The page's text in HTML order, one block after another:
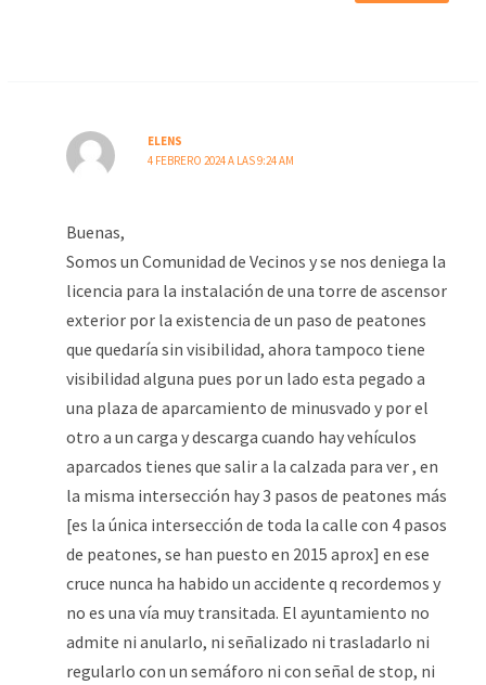
ELENS
4 FEBRERO 2024 A LAS 9:24 AM
Buenas,
Somos un Comunidad de Vecinos y se nos deniega la
licencia para la instalación de una torre de ascensor
exterior por la existencia de un paso de peatones
que quedaría sin visibilidad, ahora tampoco tiene
visibilidad alguna pues por un lado esta pegado a
una plaza de aparcamiento de minusvado y por el
otro a un carga y descarga cuando hay vehículos
aparcados tienes que salir a la calzada para ver , en
la misma intersección hay 3 pasos de peatones más
[es la única intersección de toda la calle con 4 pasos
de peatones, se han puesto en 2015 aprox] en ese
cruce nunca ha habido un accidente q recordemos y
no es una vía muy transitada. El ayuntamiento no
admite ni anularlo, ni señalizado ni trasladarlo ni
regularlo con un semáforo ni con señal de stop, ni